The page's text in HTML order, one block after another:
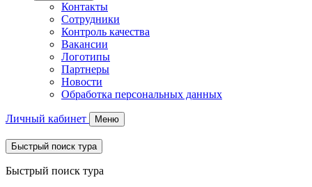
Контакты
Сотрудники
Контроль качества
Вакансии
Логотипы
Партнеры
Новости
Обработка персональных данных
Личный кабинет Меню
Быстрый поиск тура
Быстрый поиск тура